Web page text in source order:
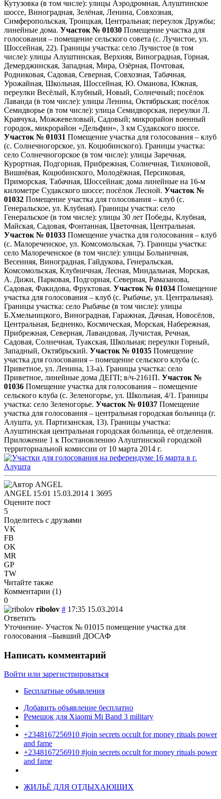
Кутузовка (в том числе): улицы Аэродромная, Алуштинское
шоссе, Виноградная, Зелёная, Ленина, Совхозная,
Симферопольская, Троицкая, Центральная; переулок Дружбы;
линейные дома. Участок № 01030 Помещение участка для
голосования – помещение сельского совета (с. Лучистое, ул.
Шоссейная, 22). Границы участка: село Лучистое (в том
числе): улицы Алуштинская, Верхняя, Виноградная, Горная,
Демерджинская, Западная, Мира, Озёрная, Почтовая,
Родниковая, Садовая, Северная, Совхозная, Табачная,
Урожайная, Школьная, Шоссейная, Ю. Оманова, Южная,
переулки Весёлый, Клубный, Новый, Солнечный; посёлок
Лаванда (в том числе): улицы Ленина, Октябрьская; посёлок
Семидворье (в том числе): улица Семидворская, переулки Л.
Кравчука, Можжевеловый, Садовый; микрорайон военный
городок, микрорайон «Дельфин», 3 км Судакского шоссе.
Участок № 01031 Помещение участка для голосования – клуб
(с. Солнечногорское, ул. Коцюбинского). Границы участка:
село Солнечногорское (в том числе): улицы Заречная,
Курортная, Подгорная, Прибрежная, Солнечная, Тихоновой,
Вишнёвая, Коцюбинского, Молодёжная, Персиковая,
Приморская, Табачная, Шоссейная; дома линейные на 16-м
километре Судакского шоссе; посёлок Лесной. Участок №
01032 Помещение участка для голосования – клуб (с.
Генеральское, ул. Клубная). Границы участка: село
Генеральское (в том числе): улицы 30 лет Победы, Клубная,
Майская, Садовая, Фонтанная, Цветочная, Центральная.
Участок № 01033 Помещение участка для голосования – клуб
(с. Малореченское, ул. Комсомольская, 7). Границы участка:
село Малореченское (в том числе): улицы Больничная,
Весенняя, Виноградная, Гайдукова, Генеральская,
Комсомольская, Клубничная, Лесная, Миндальная, Морская,
А. Дижи, Парковая, Подгорная, Северная, Рамазанова,
Садовая, Факидова, Фруктовая. Участок № 01034 Помещение
участка для голосования – клуб (с. Рыбачье, ул. Центральная).
Границы участка: село Рыбачье (в том числе): улицы
Б.Хмельницкого, Виноградная, Гаражная, Дачная, Новосёлов,
Центральная, Бедненко, Космическая, Морская, Набережная,
Прибрежная, Северная, Лавандовая, Лучистая, Речная,
Садовая, Солнечная, Туакская, Школьная; переулки Горный,
Западный, Октябрьский. Участок № 01035 Помещение
участка для голосования – помещение сельского клуба (с.
Приветное, ул. Ленина, 13-а). Границы участка: село
Приветное, линейные дома ДЕГП; в/ч-2161П. Участок №
01036 Помещение участка для голосования – помещение
сельского клуба (с. Зеленогорье, ул. Школьная, 4/1. Границы
участка: село Зеленогорье. Участок № 01037 Помещение
участка для голосования – центральная городская больница (г.
Алушта, ул. Партизанская, 13). Границы участка:
Алуштинская центральная городская больница, её отделения.
Приложение 1 к Постановлению Алуштинской городской
территориальной комиссии от 10 марта 2014 г.
ANGEL 15:01 15.03.2014 1 3695
Оцените пост
5
Поделитесь с друзьями
VK
FB
OK
MR
GP
TW
Читайте также
Комментарии (1)
0
ribolov # 17:35 15.03.2014
Ответить
Уточнение- Участок № 01015 помещение участка для
голосования –Бывший ДОСАФ
Написать комментарий
Войти или зарегистрироваться
Бесплатные объявления
Добавить объявление бесплатно
Ремешок для Xiaomi Mi Band 3 military
+2348167256910 #join secrets occult for money rituals power
and fame
+2348167256910 #join secrets occult for money rituals power
and fame
ЖИЛЬЁ ДЛЯ ОТДЫХАЮЩИХ